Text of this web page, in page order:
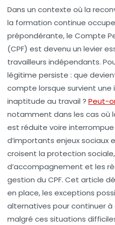
Dans un contexte où la
la formation continue
prépondérante, le Compte
(CPF) est devenu un levier
travailleurs indépendants.
légitime persiste : que
compte lorsque survient une
inaptitude au travail ? Peut-
notamment dans les cas où
est réduite voire
d’importants enjeux sociaux
croisent la protection
d’accompagnement et les
gestion du CPF. Cet article
en place, les exceptions
alternatives pour continuer
malgré ces situations